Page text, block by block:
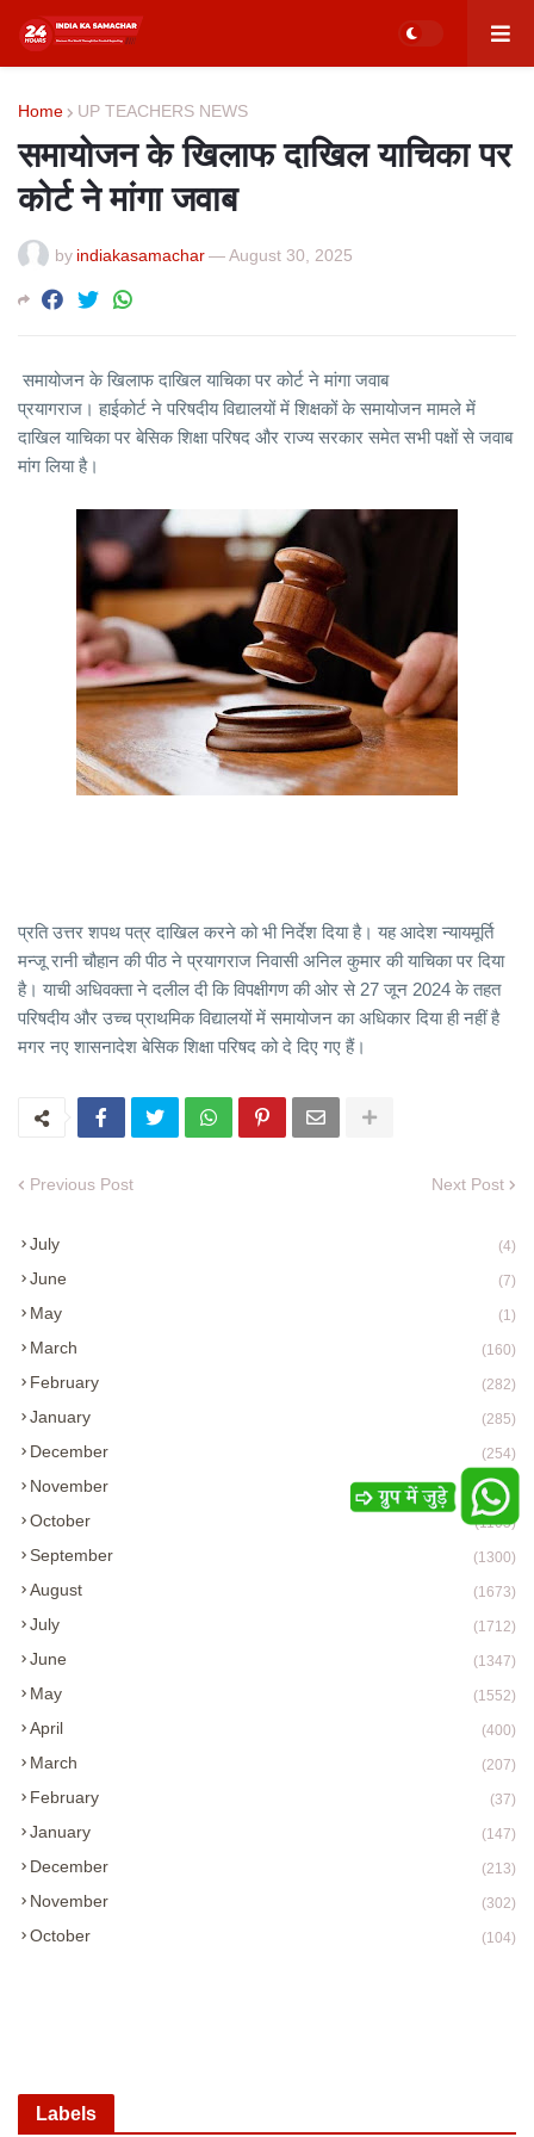
Home UP TEACHERS NEWS
समायोजन के खिलाफ दाखिल याचिका पर
कोर्ट ने मांगा जवाब
by indiakasamachar—August 30, 2025
समायोजन के खिलाफ दाखिल याचिका पर कोर्ट ने मांगा जवाब
प्रयागराज। हाईकोर्ट ने परिषदीय विद्यालयों में शिक्षकों के समायोजन मामले में
दाखिल याचिका पर बेसिक शिक्षा परिषद और राज्य सरकार समेत सभी पक्षों से जवाब
मांग लिया है।
प्रति उत्तर शपथ पत्र दाखिल करने को भी निर्देश दिया है। यह आदेश न्यायमूर्ति
मन्जू रानी चौहान की पीठ ने प्रयागराज निवासी अनिल कुमार की याचिका पर दिया
है। याची अधिवक्ता ने दलील दी कि विपक्षीगण की ओर से 27 जून 2024 के तहत
परिषदीय और उच्च प्राथमिक विद्यालयों में समायोजन का अधिकार दिया ही नहीं है
मगर नए शासनादेश बेसिक शिक्षा परिषद को दे दिए गए हैं।
Previous Post Next Post
July (4)
June (7)
May (1)
March (160)
February (282)
January (285)
December (254)
November (50)
October (1105)
September (1300)
August (1673)
July (1712)
June (1347)
May (1552)
April (400)
March (207)
February (37)
January (147)
December (213)
November (302)
October (104)
Labels